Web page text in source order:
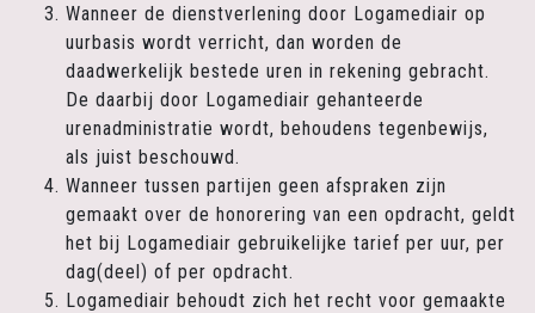
Wanneer de dienstverlening door Logamediair op
uurbasis wordt verricht, dan worden de
daadwerkelijk bestede uren in rekening gebracht.
De daarbij door Logamediair gehanteerde
urenadministratie wordt, behoudens tegenbewijs,
als juist beschouwd.
Wanneer tussen partijen geen afspraken zijn
gemaakt over de honorering van een opdracht, geldt
het bij Logamediair gebruikelijke tarief per uur, per
dag(deel) of per opdracht.
Logamediair behoudt zich het recht voor gemaakte